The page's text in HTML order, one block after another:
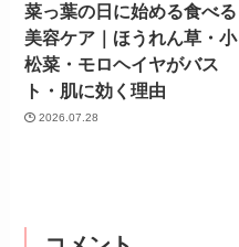
菜っ葉の日に始める食べる
美容ケア｜ほうれん草・小
松菜・モロヘイヤがバス
ト・肌に効く理由
2026.07.28